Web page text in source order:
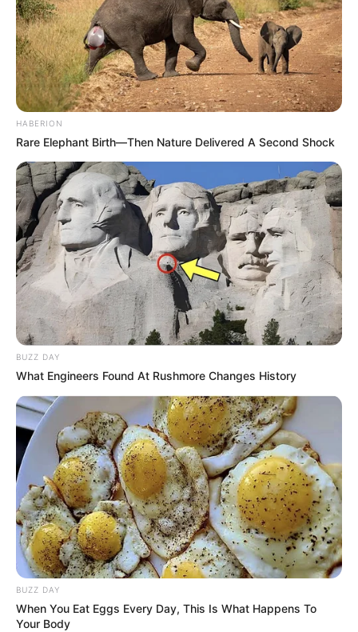
Carrinhos de bebê são fáceis de fazer e podem ser
uma ótima opção se você ainda não tem muitas
Elo7
HABERION
Rare Elephant Birth—Then Nature Delivered A Second Shock
BUZZ DAY
What Engineers Found At Rushmore Changes History
BUZZ DAY
When You Eat Eggs Every Day, This Is What Happens To
Your Body